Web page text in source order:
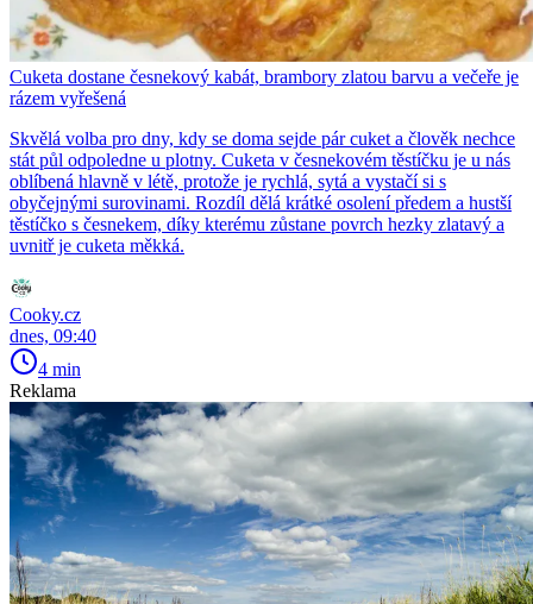
Cuketa dostane česnekový kabát, brambory zlatou barvu a večeře je
rázem vyřešená
Skvělá volba pro dny, kdy se doma sejde pár cuket a člověk nechce
stát půl odpoledne u plotny. Cuketa v česnekovém těstíčku je u nás
oblíbená hlavně v létě, protože je rychlá, sytá a vystačí si s
obyčejnými surovinami. Rozdíl dělá krátké osolení předem a hustší
těstíčko s česnekem, díky kterému zůstane povrch hezky zlatavý a
uvnitř je cuketa měkká.
Cooky.cz
dnes, 09:40
4 min
Reklama